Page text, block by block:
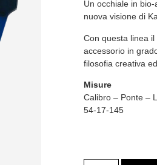
Un occhiale in
nuova visione di
Con questa linea
accessorio in
filosofia creativa
Misure
Calibro – Ponte –
54-17-145